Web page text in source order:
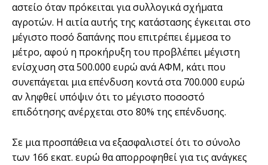
αστείο όταν πρόκειται για συλλογικά σχήµατα
αγροτών. Η αιτία αυτής της κατάστασης έγκειται στο
µέγιστο ποσό δαπάνης που επιτρέπει έµµεσα το
µέτρο, αφού η προκήρυξη του προβλέπει µέγιστη
ενίσχυση στα 500.000 ευρώ ανά ΑΦΜ, κάτι που
συνεπάγεται µια επένδυση κοντά στα 700.000 ευρώ
αν ληφθεί υπόψιν ότι το µέγιστο ποσοστό
επιδότησης ανέρχεται στο 80% της επένδυσης.
Σε µια προσπάθεια να εξασφαλιστεί ότι το σύνολο
των 166 εκατ. ευρώ θα απορροφηθεί για τις ανάγκες